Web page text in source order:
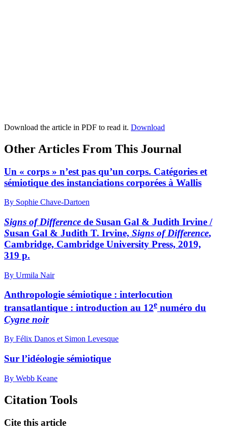
Download the article in PDF to read it. Download
Other Articles From This Journal
Un « corps » n’est pas qu’un corps. Catégories et
sémiotique des instanciations corporées à Wallis
By Sophie Chave-Dartoen
Signs of Difference de Susan Gal & Judith Irvine /
Susan Gal & Judith T. Irvine, Signs of Difference,
Cambridge, Cambridge University Press, 2019,
319 p.
By Urmila Nair
Anthropologie sémiotique : interlocution
transatlantique : introduction au 12e numéro du
Cygne noir
By Félix Danos et Simon Levesque
Sur l’idéologie sémiotique
By Webb Keane
Citation Tools
Cite this article